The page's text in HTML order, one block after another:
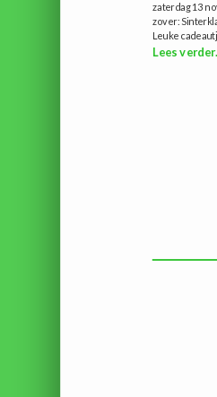
zaterdag 13
zover:
Leuke
Lees